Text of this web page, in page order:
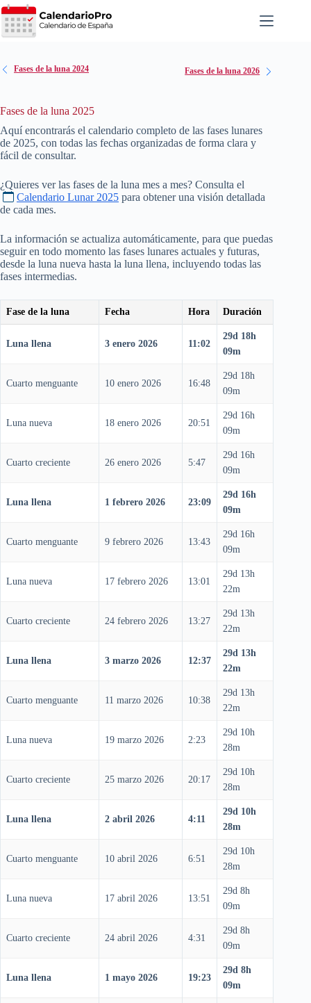
Saltar
al
contenido
Fases de la luna 2024 Fases de la luna 2026
Fases de la luna 2025
Aquí encontrarás el calendario completo de las fases lunares
de 2025, con todas las fechas organizadas de forma clara y
fácil de consultar.
¿Quieres ver las fases de la luna mes a mes? Consulta el
Calendario Lunar 2025 para obtener una visión detallada
de cada mes.
La información se actualiza automáticamente, para que puedas
seguir en todo momento las fases lunares actuales y futuras,
desde la luna nueva hasta la luna llena, incluyendo todas las
fases intermedias.
Fase de la luna Fecha Hora Duración
Luna llena 3 enero 2026 11:02
29d 18h
09m
Cuarto menguante 10 enero 2026 16:48
29d 18h
09m
Luna nueva 18 enero 2026 20:51
29d 16h
09m
Cuarto creciente 26 enero 2026 5:47
29d 16h
09m
Luna llena 1 febrero 2026 23:09
29d 16h
09m
Cuarto menguante 9 febrero 2026 13:43
29d 16h
09m
Luna nueva 17 febrero 2026 13:01
29d 13h
22m
Cuarto creciente 24 febrero 2026 13:27
29d 13h
22m
Luna llena 3 marzo 2026 12:37
29d 13h
22m
Cuarto menguante 11 marzo 2026 10:38
29d 13h
22m
Luna nueva 19 marzo 2026 2:23
29d 10h
28m
Cuarto creciente 25 marzo 2026 20:17
29d 10h
28m
Luna llena 2 abril 2026 4:11
29d 10h
28m
Cuarto menguante 10 abril 2026 6:51
29d 10h
28m
Luna nueva 17 abril 2026 13:51
29d 8h
09m
Cuarto creciente 24 abril 2026 4:31
29d 8h
09m
Luna llena 1 mayo 2026 19:23
29d 8h
09m